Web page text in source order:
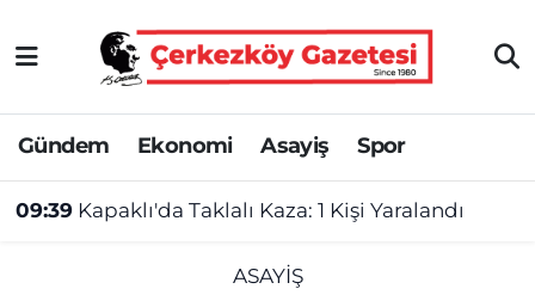
Gündem Ekonomi Asayiş Spor
09:39 Kapaklı'da Taklalı Kaza: 1 Kişi Yaralandı
ASAYIŞ
Asayiş
Ekonomi
Gündem
Tekirdağ Nöbetçi Eczaneler
Tekirdağ Hava Durumu
Tekirdağ Namaz Vakitleri
Tekirdağ Trafik Yoğunluk Haritası